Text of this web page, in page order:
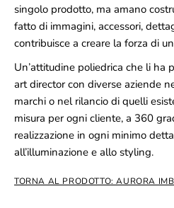
singolo prodotto, ma amano
fatto di immagini, accessori,
contribuisce a creare la forza di
Un’attitudine poliedrica che li ha
art director con diverse aziende
marchi o nel rilancio di quelli
misura per ogni cliente, a 360
realizzazione in ogni minimo
all’illuminazione e allo styling.
TORNA AL PRODOTTO: AURORA